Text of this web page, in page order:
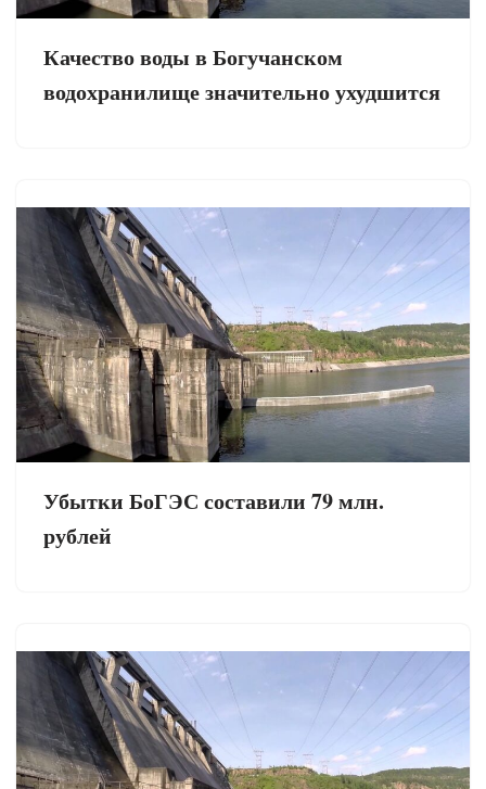
Качество воды в Богучанском
водохранилище значительно ухудшится
Убытки БоГЭС составили 79 млн.
рублей